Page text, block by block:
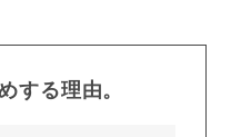
する理由。